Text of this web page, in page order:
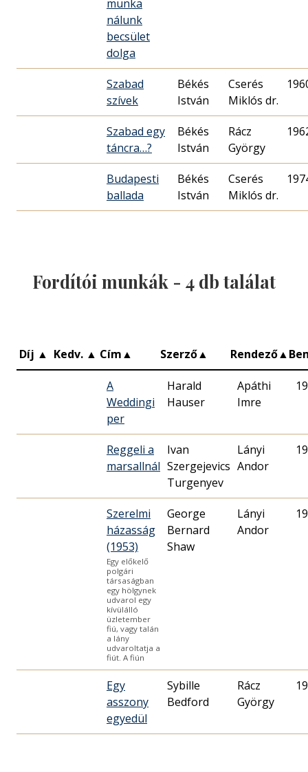
munka
nálunk
becsület
dolga
Szabad
szívek
Békés
István
Cserés
Miklós dr.
Szabad egy
táncra…?
Békés
István
Rácz
György
Budapesti
ballada
Békés
István
Cserés
Miklós dr.
Fordítói munkák - 4 db találat
Díj ▲ Kedv. ▲ Cím▲ Szerző▲ Rendező▲
A
Weddingi
per
Harald
Hauser
Apáthi
Imre
Reggeli a
marsallnál
Ivan
Szergejevics
Turgenyev
Lányi
Andor
Szerelmi
házasság
(1953)
Egy előkelő
polgári
társaságban
egy hölgynek
udvarol egy
kívülálló
üzletember
fiú, vagy talán
a lány
udvaroltatja a
fiút. A fiún
George
Bernard
Shaw
Lányi
Andor
Egy
asszony
egyedül
Sybille
Bedford
Rácz
György